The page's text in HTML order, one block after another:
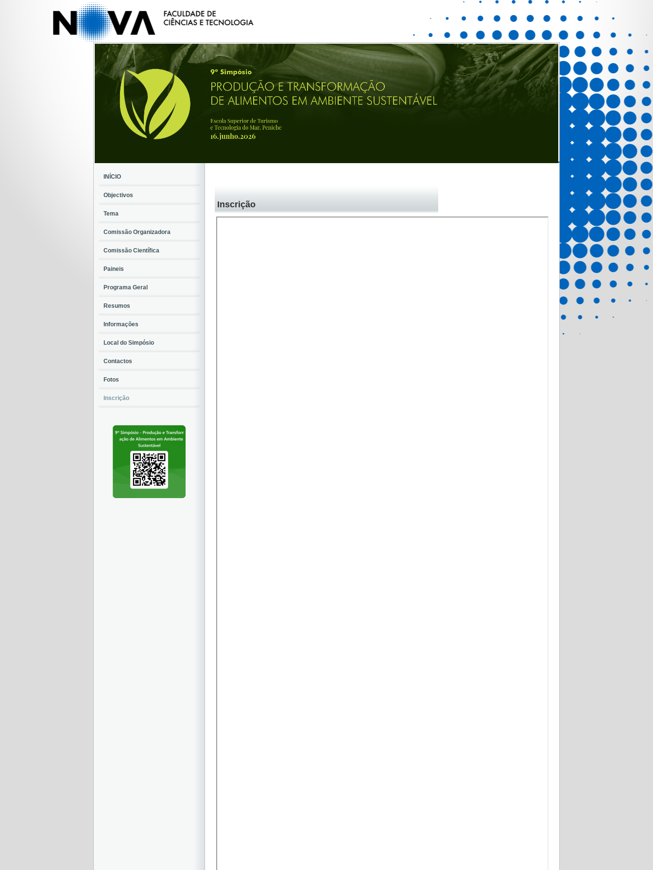
Inscrição
INÍCIO
Objectivos
Tema
Comissão Organizadora
Comissão Científica
Paineis
Programa Geral
Resumos
Informações
Local do Simpósio
Contactos
Fotos
Inscrição